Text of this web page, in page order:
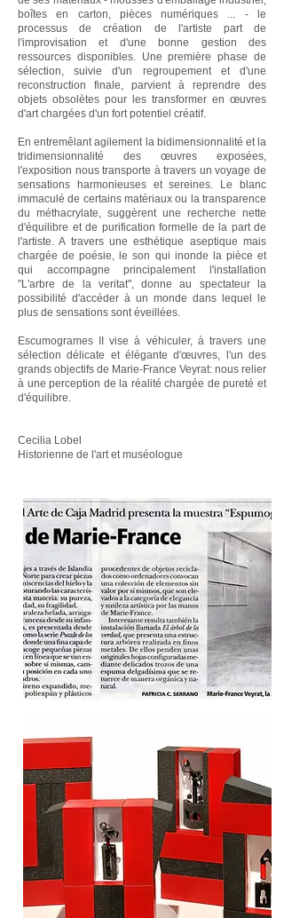
boîtes en carton, pièces numériques ... - le
processus de création de l'artiste part de
l'improvisation et d'une bonne gestion des
ressources disponibles. Une première phase de
sélection, suivie d'un regroupement et d'une
reconstruction finale, parvient à reprendre des
objets obsolètes pour les transformer en œuvres
d'art chargées d'un fort potentiel créatif.
En entremêlant agilement la bidimensionnalité et la
tridimensionnalité des œuvres exposées,
l'exposition nous transporte à travers un voyage de
sensations harmonieuses et sereines. Le blanc
immaculé de certains matériaux ou la transparence
du méthacrylate, suggèrent une recherche nette
d'équilibre et de purification formelle de la part de
l'artiste. A travers une esthétique aseptique mais
chargée de poésie, le son qui inonde la pièce et
qui accompagne principalement l'installation
"L'arbre de la veritat", donne au spectateur la
possibilité d'accéder à un monde dans lequel le
plus de sensations sont éveillées.
Escumogrames II vise à véhiculer, à travers une
sélection délicate et élégante d'œuvres, l'un des
grands objectifs de Marie-France Veyrat: nous relier
à une perception de la réalité chargée de pureté et
d'équilibre.
Cecilia Lobel
Historienne de l'art et muséologue